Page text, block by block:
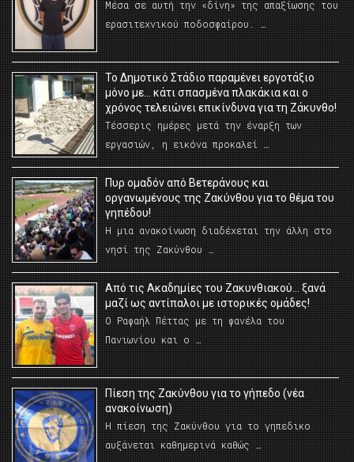
Μέσα σε αυτή την «δίνη» της απαξίωσης του
ερασιτεχνικού ποδοσφαίρου. …
Το Δημοτικό Στάδιο παραμένει εργοτάξιο
μόνο με… κάτι σπασμένα πλακάκια και ο
χρόνος τελειώνει επικίνδυνα για τη Ζάκυνθο!
Τέσσερις ημέρες μετά την έναρξη των
εργασιών, η εικόνα προκαλεί …
Πυρ ομαδόν από Βετεράνους και
οργανωμένους της Ζακύνθου για το θέμα του
γηπέδου!
Η μια ανακοίνωση διαδέχεται την άλλη στο
νησί της Ζακύνθου …
Από τις Ακαδημίες του Ζακυνθιακού… ξανά
μαζί ως αντίπαλοι με ιστορικές ομάδες!
Ο Ραφαήλ Πέττας με τη φανέλα του
Πανιωνίου και ο …
Πίεση της Ζακύνθου για το γήπεδο (νέα
ανακοίνωση)
Η πίεση της Ζακύνθου για το γηπεδικο
αυξάνεται καθημερινά καθώς …